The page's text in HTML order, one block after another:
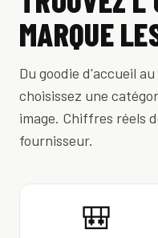
MARQUE
Du goodie d'accueil
choisissez une
image. Chiffres réels
fournisseur.
🎒